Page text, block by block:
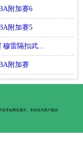
附加赛6
附加赛5
雷隔扣武...
附加赛
在本站网页展示。本站仅为用户提供